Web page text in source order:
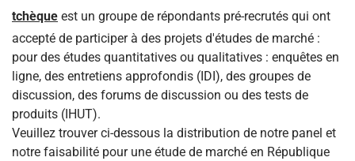
tchèque est un groupe de répondants pré-recrutés qui ont
accepté de participer à des projets d'études de marché :
pour des études quantitatives ou qualitatives : enquêtes en
ligne, des entretiens approfondis (IDI), des groupes de
discussion, des forums de discussion ou des tests de
produits (IHUT).
Veuillez trouver ci-dessous la distribution de notre panel et
notre faisabilité pour une étude de marché en République